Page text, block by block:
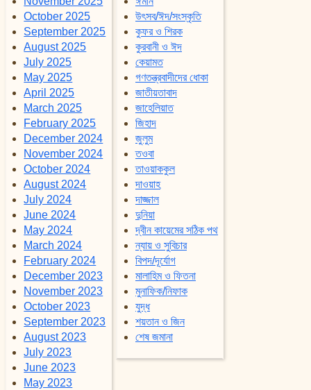
October 2025
September 2025
August 2025
July 2025
May 2025
April 2025
March 2025
February 2025
December 2024
November 2024
October 2024
August 2024
July 2024
June 2024
May 2024
March 2024
February 2024
December 2023
November 2023
October 2023
September 2023
August 2023
July 2023
June 2023
May 2023
উৎসব/ঈদ/সংস্কৃতি
কুফর ও শিরক
কুরবানী ও ঈদ
কেয়ামত
গণতন্ত্রবাদীদের ধোকা
জাতীয়তাবাদ
জাহেলিয়াত
জিহাদ
জুলুম
তওবা
তাওয়াককুল
দাওয়াহ
দাজ্জাল
দুনিয়া
দ্বীন কায়েমের সঠিক পথ
ন্যায় ও সুবিচার
বিপদ/দূর্যোগ
মালাহিম ও ফিতনা
মুনাফিক/নিফাক
যুদ্ধ
শয়তান ও জিন
শেষ জমানা